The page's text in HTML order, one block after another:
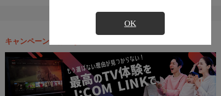
OK
キャンペーン・お得な情報